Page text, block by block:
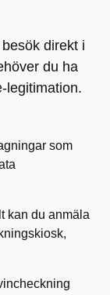
direkt i
du ha
legitimation.
som
kan du anmäla